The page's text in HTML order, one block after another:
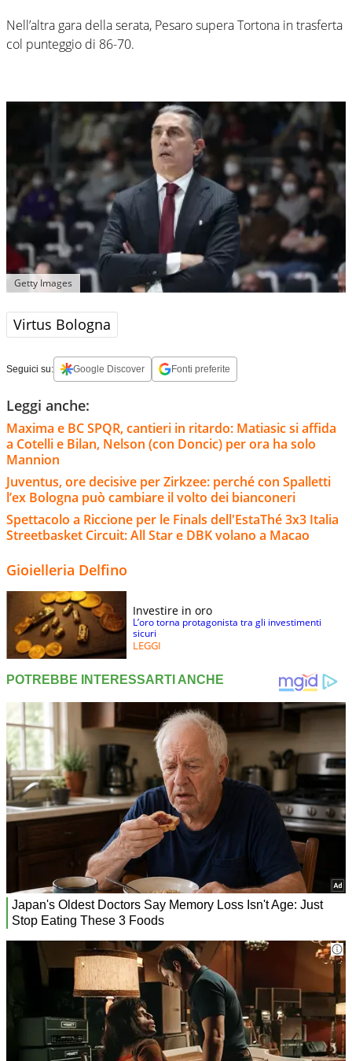
Nell’altra gara della serata, Pesaro supera Tortona in trasferta
col punteggio di 86-70.
Getty Images
Virtus Bologna
Seguici su: Google Discover Fonti preferite
Leggi anche:
Maxima e BC SPQR, cantieri in ritardo: Matiasic si affida
a Cotelli e Bilan, Nelson (con Doncic) per ora ha solo
Mannion
Juventus, ore decisive per Zirkzee: perché con Spalletti
l’ex Bologna può cambiare il volto dei bianconeri
Spettacolo a Riccione per le Finals dell'EstaThé 3x3 Italia
Streetbasket Circuit: All Star e DBK volano a Macao
Gioielleria Delfino
Investire in oro
L’oro torna protagonista tra gli investimenti
sicuri
LEGGI